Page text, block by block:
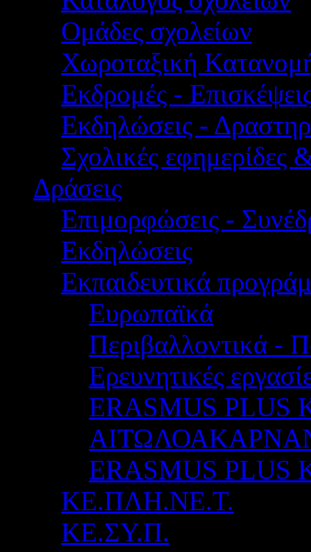
Ομάδες σχολείων
Χωροταξική
Εκδρομές -
Εκδηλώσεις -
Σχολικές εφημερίδες
Δράσεις
Επιμορφώσεις -
Εκδηλώσεις
Εκπαιδευτικά
Ευρωπαϊκά
Περιβαλλοντικά -
Ερευνητικές
ERASMUS PLUS
ERASMUS
ΚΕ.ΠΛΗ.ΝΕ.Τ.
ΚΕ.ΣΥ.Π.